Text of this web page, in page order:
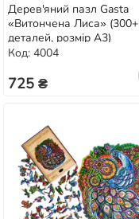
Дерев'яний пазл Gasta
«Витончена Лиса» (300+
деталей, розмір А3)
Код: 4004
725 ₴